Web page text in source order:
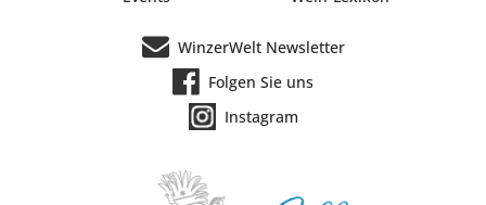
WinzerWelt Newsletter
Folgen Sie uns
Instagram